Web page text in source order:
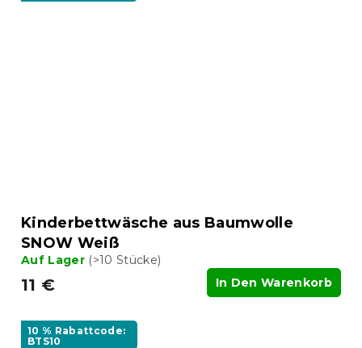
Kinderbettwäsche aus Baumwolle
SNOW Weiß
Auf Lager (>10 Stücke)
11 € In Den Warenkorb
10 % Rabattcode:
BTS10